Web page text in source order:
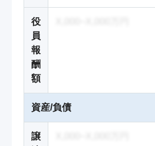
役
員
報
酬
額
資産/負債
譲